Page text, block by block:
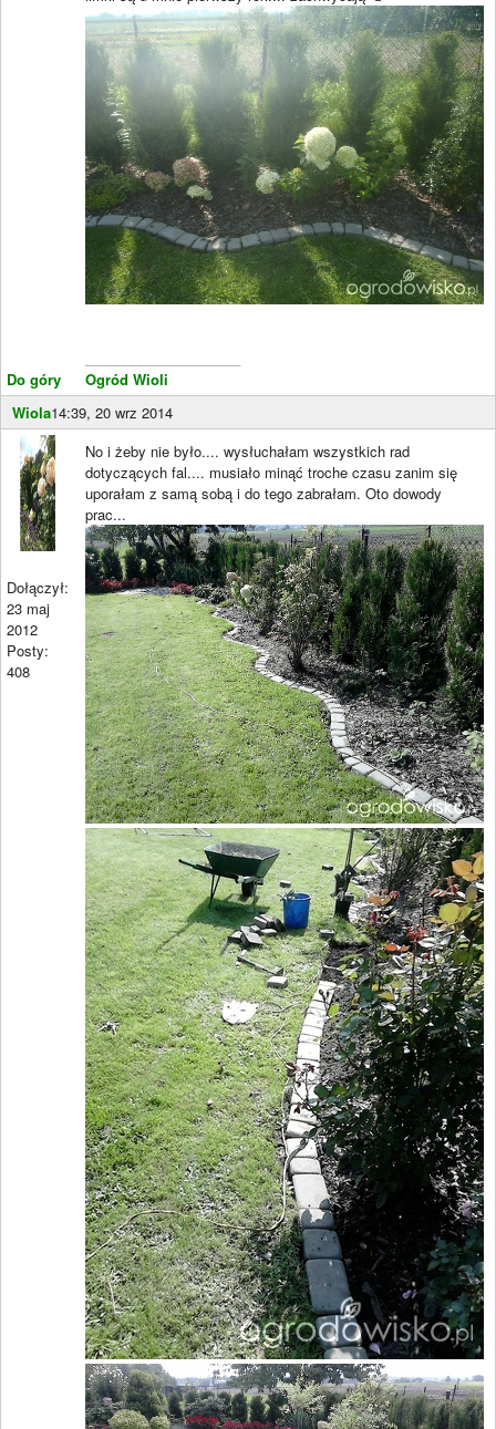
Do góry
Ogród Wioli
Wiola14:39, 20 wrz 2014
Dołączył:
23 maj
2012
Posty:
408
No i żeby nie było.... wysłuchałam wszystkich rad
dotyczących fal.... musiało minąć troche czasu zanim się
uporałam z samą sobą i do tego zabrałam. Oto dowody
prac...